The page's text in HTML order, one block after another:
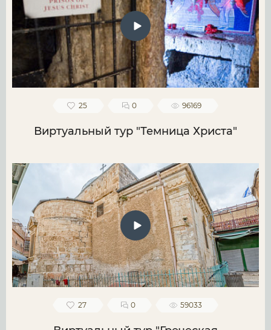
25 0 96169
Виртуальный тур "Темница Христа"
27 0 59033